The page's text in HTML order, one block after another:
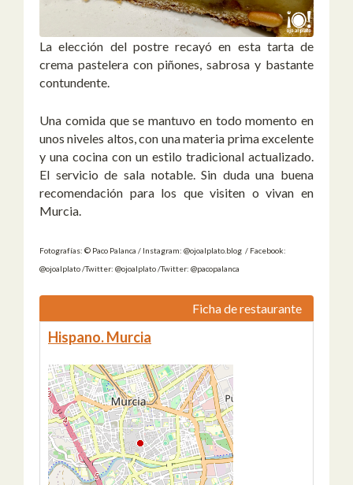
La elección del postre recayó en esta tarta de
crema pastelera con piñones, sabrosa y bastante
contundente.
Una comida que se mantuvo en todo momento en
unos niveles altos, con una materia prima excelente
y una cocina con un estilo tradicional actualizado.
El servicio de sala notable. Sin duda una buena
recomendación para los que visiten o vivan en
Murcia.
Fotografías: © Paco Palanca / Instagram: @ojoalplato.blog / Facebook:
@ojoalplato /Twitter: @ojoalplato /Twitter: @pacopalanca
Ficha de restaurante
Hispano. Murcia